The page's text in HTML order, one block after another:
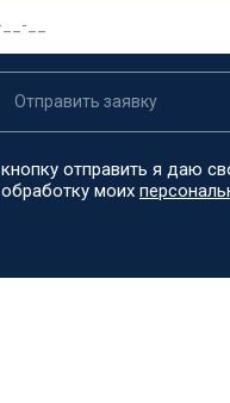
Отправить заявку
отправить я даю
обработку моих